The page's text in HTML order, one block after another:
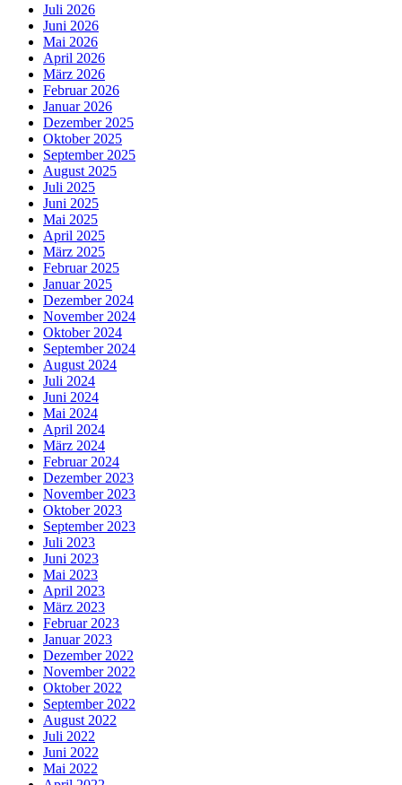
Juli 2026
Juni 2026
Mai 2026
April 2026
März 2026
Februar 2026
Januar 2026
Dezember 2025
Oktober 2025
September 2025
August 2025
Juli 2025
Juni 2025
Mai 2025
April 2025
März 2025
Februar 2025
Januar 2025
Dezember 2024
November 2024
Oktober 2024
September 2024
August 2024
Juli 2024
Juni 2024
Mai 2024
April 2024
März 2024
Februar 2024
Dezember 2023
November 2023
Oktober 2023
September 2023
Juli 2023
Juni 2023
Mai 2023
April 2023
März 2023
Februar 2023
Januar 2023
Dezember 2022
November 2022
Oktober 2022
September 2022
August 2022
Juli 2022
Juni 2022
Mai 2022